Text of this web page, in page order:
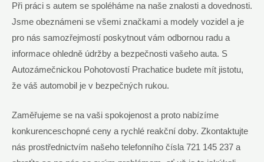
Při práci s autem se spoléháme na naše znalosti a dovednosti.
Jsme obeznámeni se všemi značkami a modely vozidel a je
pro nás samozřejmostí poskytnout vám odbornou radu a
informace ohledně údržby a bezpečnosti vašeho auta. S
Autozámečnickou Pohotovostí Prachatice budete mít jistotu,
že váš automobil je v bezpečných rukou.
Zaměřujeme se na vaši spokojenost a proto nabízíme
konkurenceschopné ceny a rychlé reakční doby. Zkontaktujte
nás prostřednictvím našeho telefonního čísla 721 145 237 a